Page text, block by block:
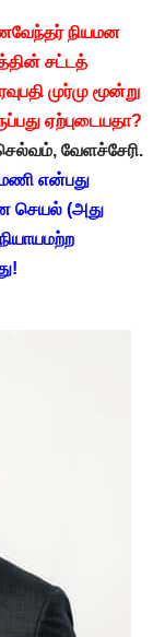
நியமன
சட்டத்
முர்மு மூன்று
ஏற்புடையதா?
வேளச்சேரி.
என்பது
செயல் (அது